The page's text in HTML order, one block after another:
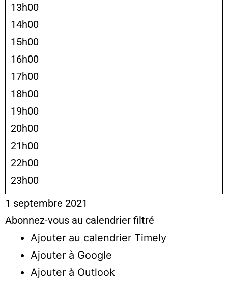
13h00
14h00
15h00
16h00
17h00
18h00
19h00
20h00
21h00
22h00
23h00
1 septembre 2021
Abonnez-vous au calendrier filtré
Ajouter au calendrier Timely
Ajouter à Google
Ajouter à Outlook